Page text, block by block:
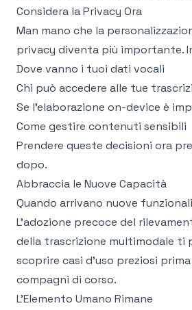
Considera la Privacy Ora
Man mano che la
privacy diventa più importante.
Dove vanno i tuoi dati vocali
Chi può accedere alle tue
Se l'elaborazione on-device è
Come gestire contenuti sensibili
Prendere queste decisioni ora
dopo.
Abbraccia le Nuove Capacità
Quando arrivano nuove
L'adozione precoce del
della trascrizione multimodale ti
scoprire casi d'uso preziosi
compagni di corso.
L'Elemento Umano Rimane